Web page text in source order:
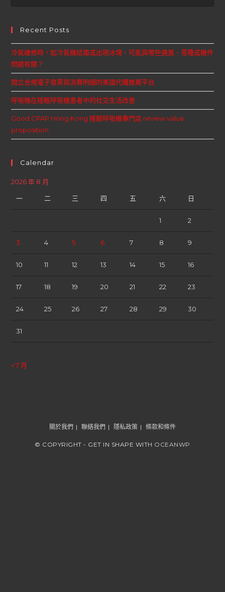
Recent Posts
冷氣維修時，如冷氣機結霜或出現冰塊，可能與哪些通風、雪種或機件
問題有關？
開立合規電子發票與消費明細的美國代購推薦平台
呼吸機在睡眠呼吸機患者中的社交生活改善
Good CPAP Hong Kong 睡眠呼吸機專門店 review value
proposition
Calendar
2026 年 8 月
一 二 三 四 五 六 日
1 2
3 4 5 6 7 8 9
10 11 12 13 14 15 16
17 18 19 20 21 22 23
24 25 26 27 28 29 30
31
« 7 月
關於我們 聯絡我們 隱私政策 條款和條件
© COPYRIGHT - GET IN SHAPE WITH OCEANWP